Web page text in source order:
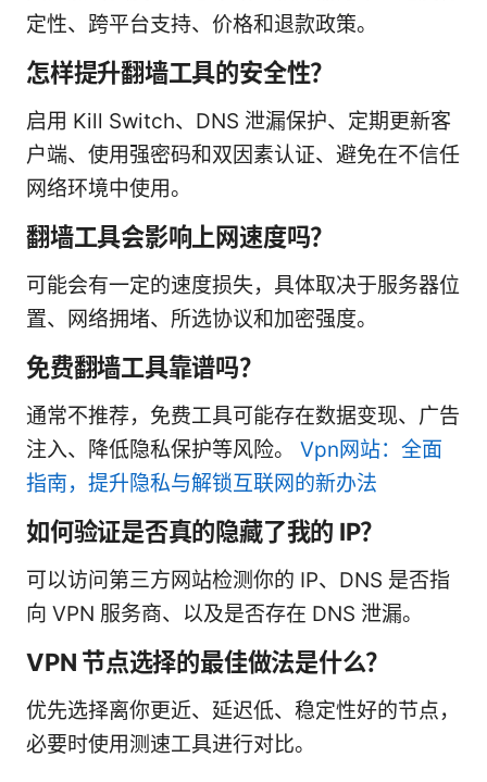
定性、跨平台支持、价格和退款政策。
怎样提升翻墙工具的安全性？
启用 Kill Switch、DNS 泄漏保护、定期更新客
户端、使用强密码和双因素认证、避免在不信任
网络环境中使用。
翻墙工具会影响上网速度吗？
可能会有一定的速度损失，具体取决于服务器位
置、网络拥堵、所选协议和加密强度。
免费翻墙工具靠谱吗？
通常不推荐，免费工具可能存在数据变现、广告
注入、降低隐私保护等风险。 Vpn网站：全面
指南，提升隐私与解锁互联网的新办法
如何验证是否真的隐藏了我的 IP？
可以访问第三方网站检测你的 IP、DNS 是否指
向 VPN 服务商、以及是否存在 DNS 泄漏。
VPN 节点选择的最佳做法是什么？
优先选择离你更近、延迟低、稳定性好的节点，
必要时使用测速工具进行对比。